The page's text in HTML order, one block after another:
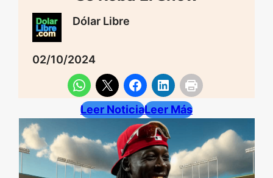
Dólar Libre
02/10/2024
Leer NoticiaLeer Más